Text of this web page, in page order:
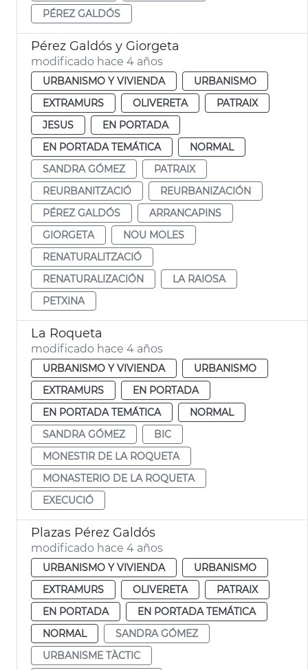
PÉREZ GALDÓS
Pérez Galdós y Giorgeta
modificado hace 4 años
URBANISMO Y VIVIENDA
URBANISMO
EXTRAMURS
OLIVERETA
PATRAIX
JESUS
EN PORTADA
EN PORTADA TEMÁTICA
NORMAL
SANDRA GÓMEZ
PATRAIX
REURBANITZACIÓ
REURBANIZACIÓN
PÉREZ GALDÓS
ARRANCAPINS
GIORGETA
NOU MOLES
RENATURALITZACIÓ
RENATURALIZACIÓN
LA RAIOSA
PETXINA
La Roqueta
modificado hace 4 años
URBANISMO Y VIVIENDA
URBANISMO
EXTRAMURS
EN PORTADA
EN PORTADA TEMÁTICA
NORMAL
SANDRA GÓMEZ
BIC
MONESTIR DE LA ROQUETA
MONASTERIO DE LA ROQUETA
EXECUCIÓ
Plazas Pérez Galdós
modificado hace 4 años
URBANISMO Y VIVIENDA
URBANISMO
EXTRAMURS
OLIVERETA
PATRAIX
EN PORTADA
EN PORTADA TEMÁTICA
NORMAL
SANDRA GÓMEZ
URBANISME TÀCTIC